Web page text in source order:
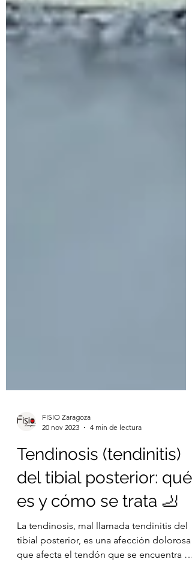
FISIO Zaragoza
20 nov 2023
4 min de lectura
Tendinosis (tendinitis)
del tibial posterior: qué
es y cómo se trata 🦶